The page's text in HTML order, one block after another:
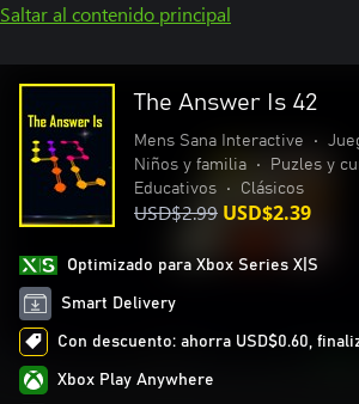
Saltar al contenido principal
The Answer Is 42
Mens Sana Interactive •
Niños y familia
• Puzles y
Educativos
• Clásicos
USD$2.99 USD$2.39
Optimizado para Xbox Series X|S
Smart Delivery
Con descuento: ahorra USD$0.60,
Xbox Play Anywhere